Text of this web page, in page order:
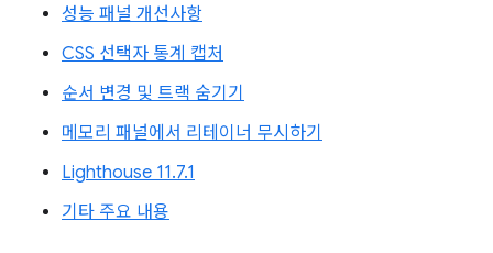
성능 패널 개선사항
CSS 선택자 통계 캡처
순서 변경 및 트랙 숨기기
메모리 패널에서 리테이너 무시하기
Lighthouse 11.7.1
기타 주요 내용